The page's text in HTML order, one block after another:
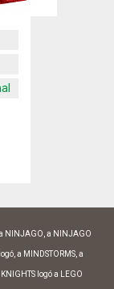
NINJAGO, a NINJAGO
a MINDSTORMS, a
logó a LEGO